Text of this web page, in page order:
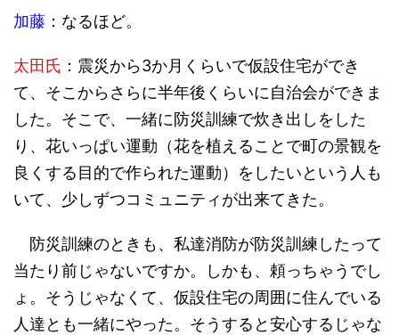
加藤 ：なるほど。
太田氏 ：震災から3か月くらいで仮設住宅ができ
て、そこからさらに半年後くらいに自治会ができま
した。そこで、一緒に防災訓練で炊き出しをした
り、花いっぱい運動（花を植えることで町の景観を
良くする目的で作られた運動）をしたいという人も
いて、少しずつコミュニティが出来てきた。
防災訓練のときも、私達消防が防災訓練したって
当たり前じゃないですか。しかも、頼っちゃうでし
ょ。そうじゃなくて、仮設住宅の周囲に住んでいる
人達とも一緒にやった。そうすると安心するじゃな